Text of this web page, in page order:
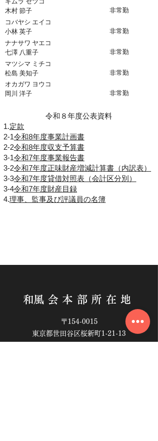
​木村 節子
非​常勤
コバヤシ エイコ
​小林 英子
非​常勤
ナナサワ ヤエコ
​七澤 八重子
非​常勤
マツシマ ミチコ
​松島 美知子
非​常勤
オカガワ ヨウコ
​岡川 洋子
非​常勤
​令和８年度公表資料
1.定款
2-1令和8年度事業計画書
2-2令和8年度収支予算書
3-1令和7年度事業報告書
3-2令和7年度正味財産増減計算書（内訳表）
3-3令和7年度貸借対照表（会計区分別）
3-4令和7年度財産目録
4.理事、監事及び評議員の名簿
​和風会本部所在地
〒154-0015
東京都世田谷区桜新町1-21-13